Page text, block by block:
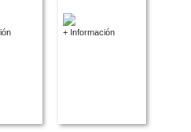
+ Información